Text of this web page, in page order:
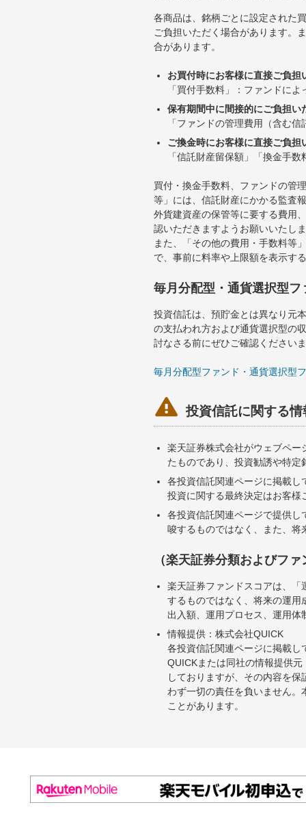
各商品は、銘柄ごとに設定された
ご負担いただく場合があります。
合があります。
お買付時にお客様に直接ご負担
「買付手数料」：ファンドに
保有期間中に間接的にご負担い
「ファンドの管理費用（含む
ご換金時にお客様に直接ご負担
「信託財産留保額」「換金手
買付・換金手数料、ファンドの管
等」には、信託財産にかかる監査
外貨建資産の保管等に要する費用
認いただきますようお願いいたし
また、「その他の費用・手数料等
で、事前に料率や上限額を表示す
毎月分配型・通貨選択型
投資信託は、預貯金とは異なり元
の支払われ方および通貨選択型の
討なさる前にぜひご確認ください
毎月分配型ファンド・通貨選択型
 投資信託に関する
楽天証券株式会社がウェブペ
たものであり、投資勧誘や特
各投資信託関連ページに掲載
投資に関する最終決定はお客
各投資信託関連ページで提供
唆するものではなく、また、
（楽天証券分類およびフ
楽天証券ファンドスコアは、
するものではなく、将来の運
出入額、運用プロセス、運用
情報提供：株式会社QUICK
各投資信託関連ページに掲載
QUICKまたは同社の情報提供
しておりますが、その内容を
わず一切の責任を負いません
ことがあります。